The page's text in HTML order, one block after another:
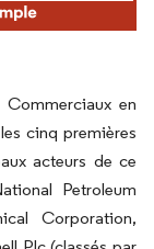
en
cinq premières
acteurs de ce
Petroleum
Corporation,